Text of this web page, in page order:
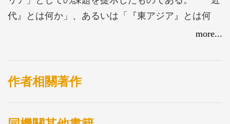
代』とは何か」、あるいは「『東アジア』とは何
か」、さらには「『東アジアにとっての近代』とは
ているのか」という問いかけにほかならないのであ
る。そこで、山室信一氏は「東アジア人文‧社会科
more...
作者相關著作